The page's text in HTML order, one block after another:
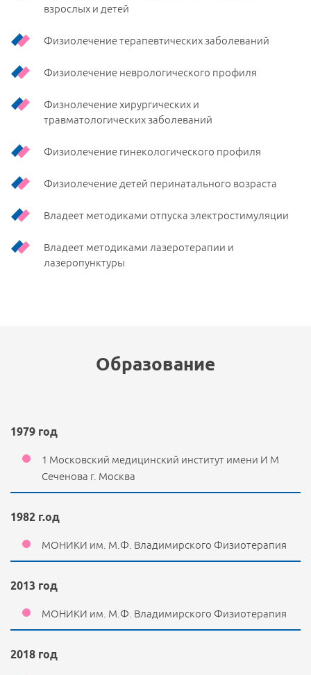
взрослых и детей
Физиолечение терапевтических заболеваний
Физиолечение неврологического профиля
Физнолечение хирургических и
травматологических заболеваний
Физиолечение гинекологического профиля
Физиолечение детей перинатального возраста
Владеет методиками отпуска электростимуляции
Владеет методиками лазеротерапии и
лазеропунктуры
Образование
1979 год
1 Московский медицинский институт имени И М
Сеченова г. Москва
1982 г.од
МОНИКИ им. М.Ф. Владимирского Физиотерапия
2013 год
МОНИКИ им. М.Ф. Владимирского Физиотерапия
2018 год